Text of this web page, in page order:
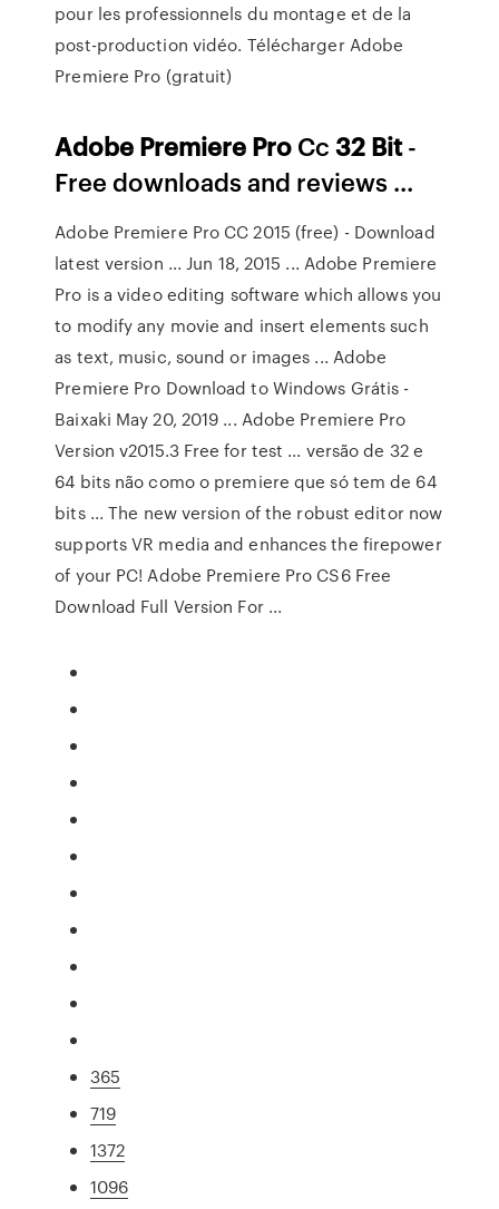
pour les professionnels du montage et de la
post-production vidéo. Télécharger Adobe
Premiere Pro (gratuit)
Adobe Premiere Pro Cc32 Bit-
Free downloads and reviews ...
Adobe Premiere Pro CC 2015 (free) - Download
latest version ... Jun 18, 2015 ... Adobe Premiere
Pro is a video editing software which allows you
to modify any movie and insert elements such
as text, music, sound or images ... Adobe
Premiere Pro Download to Windows Grátis -
Baixaki May 20, 2019 ... Adobe Premiere Pro
Version v2015.3 Free for test ... versão de 32 e
64 bits não como o premiere que só tem de 64
bits ... The new version of the robust editor now
supports VR media and enhances the firepower
of your PC! Adobe Premiere Pro CS6 Free
Download Full Version For ...
365
719
1372
1096